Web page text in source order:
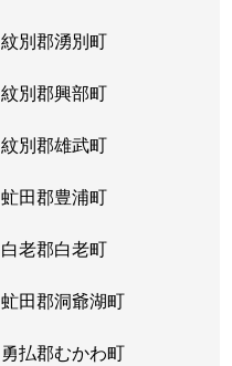
紋別郡湧別町
紋別郡興部町
紋別郡雄武町
虻田郡豊浦町
白老郡白老町
虻田郡洞爺湖町
勇払郡むかわ町